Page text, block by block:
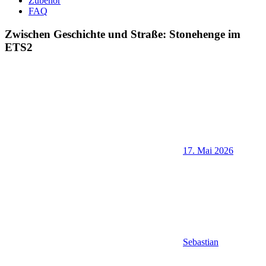
FAQ
Zwischen Geschichte und Straße: Stonehenge im
ETS2
17. Mai 2026
Sebastian